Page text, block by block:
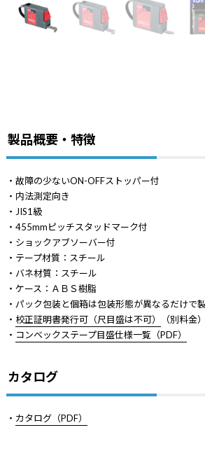
製品概要・特徴
・故障の少ないON-OFFストッパー付
・内法測定向き
・JIS1級
・455mmピッチスタッドマーク付
・ショックアブソーバー付
・テープ材質：スチール
・バネ材質：スチール
・ケース：ＡＢＳ樹脂
・パック包装と個箱は包装形態が異なるだけで
・ 校正証明書発行可（尺目盛は不可）
（別料金）
・ コンベックステープ目盛仕様一覧（PDF）
カタログ
・ カタログ（PDF）